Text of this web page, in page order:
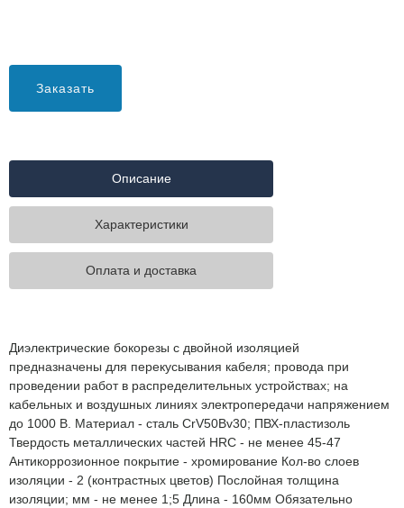
Заказать
Описание
Характеристики
Оплата и доставка
Диэлектрические бокорезы с двойной изоляцией
предназначены для перекусывания кабеля; провода при
проведении работ в распределительных устройствах; на
кабельных и воздушных линиях электропередачи напряжением
до 1000 В. Материал - сталь CrV50Bv30; ПВХ-пластизоль
Твердость металлических частей HRC - не менее 45-47
Антикоррозионное покрытие - хромирование Кол-во слоев
изоляции - 2 (контрастных цветов) Послойная толщина
изоляции; мм - не менее 1;5 Длина - 160мм Обязательно